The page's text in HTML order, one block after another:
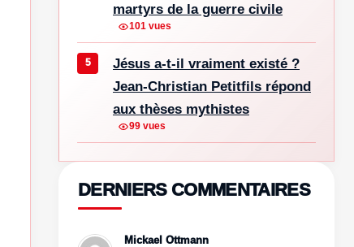
martyrs de la guerre civile
101 vues
Jésus a-t-il vraiment existé ?
Jean-Christian Petitfils répond
aux thèses mythistes
99 vues
DERNIERS COMMENTAIRES
Mickael Ottmann